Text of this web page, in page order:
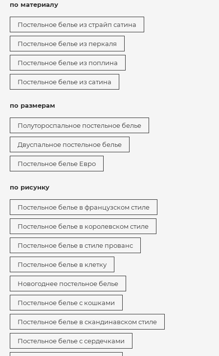
по материалу
Постельное белье из страйп сатина
Постельное белье из перкаля
Постельное белье из поплина
Постельное белье из сатина
по размерам
Полутороспальное постельное белье
Двуспальное постельное белье
Постельное белье Евро
по рисунку
Постельное белье в французском стиле
Постельное белье в королевском стиле
Постельное белье в стиле прованс
Постельное белье в клетку
Новогоднее постельное белье
Постельное белье с кошками
Постельное белье в скандинавском стиле
Постельное белье с сердечками